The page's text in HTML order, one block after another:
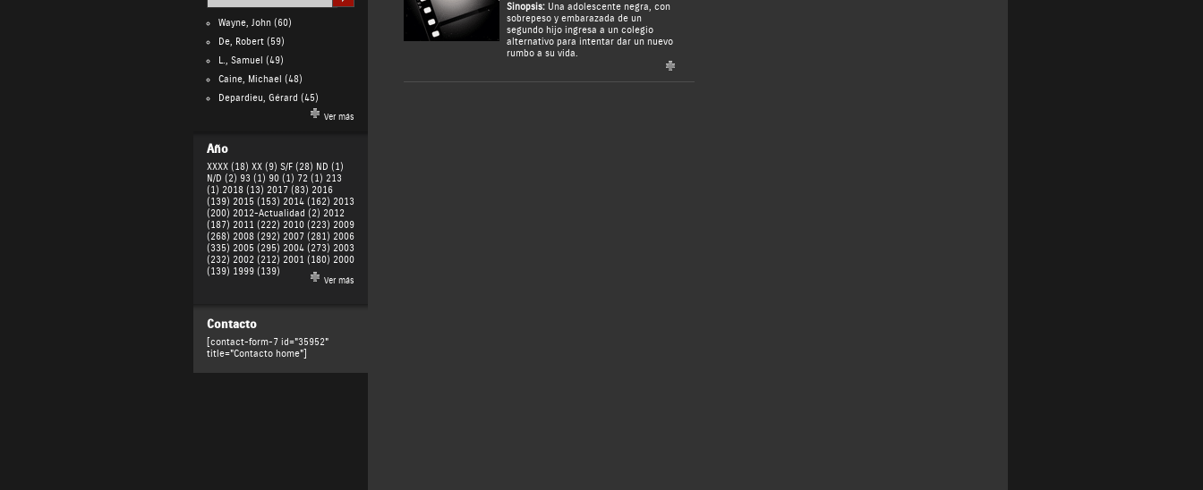
Wayne, John(60)
De, Robert(59)
L., Samuel (49)
Caine, Michael (48)
Depardieu, Gérard (45)
Ver más
Año
XXXX (18) XX (9) S/F (28) ND (1)
N/D (2) 93 (1) 90 (1) 72 (1) 213
(1) 2018 (13) 2017 (83) 2016
(139) 2015 (153) 2014 (162) 2013
(200) 2012-Actualidad (2) 2012
(187) 2011 (222) 2010 (223) 2009
(268) 2008 (292) 2007 (281) 2006
(335) 2005 (295) 2004 (273) 2003
(232) 2002 (212) 2001 (180) 2000
(139) 1999 (139)
Ver más
Contacto
[contact-form-7 id="35952"
title="Contacto home"]
Sinopsis:Una adolescente negra, con
sobrepeso y embarazada de un
segundo hijo ingresa a un colegio
alternativo para intentar dar un nuevo
rumbo a su vida.